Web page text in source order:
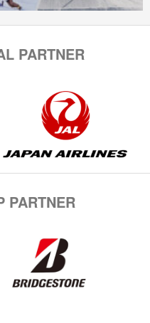
PARTNER
PARTNER